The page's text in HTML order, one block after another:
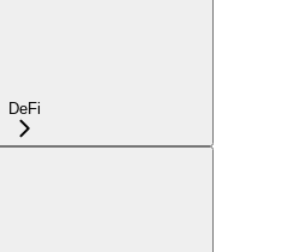
DeFi